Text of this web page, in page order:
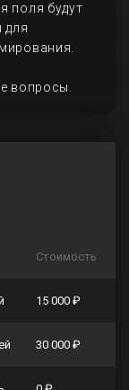
поля будут
для
вопросы.
Стоимость
15 000 ₽
30 000 ₽